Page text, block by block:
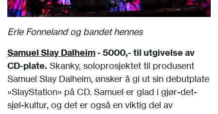
Erle Fonneland og bandet hennes
Samuel Slay Dalheim- 5000,- til utgivelse av
CD-plate. Skanky, soloprosjektet til produsent
Samuel Slay Dalheim, ønsker å gi ut sin debutplate
«SlayStation» på CD. Samuel er glad i gjør-det-
sjøl-kultur, og det er også en viktig del av